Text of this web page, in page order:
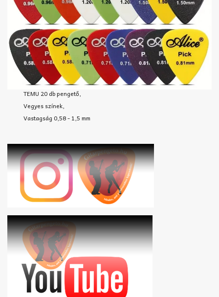
TEMU 20 db pengető,
Vegyes színek,
Vastagság 0,58 - 1,5 mm